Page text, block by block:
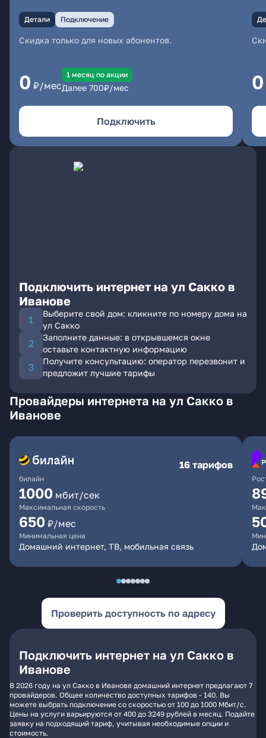
Детали Подключение
Скидка только для новых абонентов.
0 ₽/мес
1 месяц по акции
Далее 700₽/мес
Подключить
0
Подключить интернет на ул Сакко в
Иванове
Выберите свой дом: кликните по номеру дома на
ул Сакко
Заполните данные: в открывшемся окне
оставьте контактную информацию
Получите консультацию: оператор перезвонит и
предложит лучшие тарифы
Провайдеры интернета на ул Сакко в
Иванове
билайн
16 тарифов
1000 мбит/сек
Максимальная скорость
650 ₽/мес
Минимальная цена
Домашний интернет, ТВ, мобильная связь
Проверить доступность по адресу
Подключить интернет на ул Сакко в
Иванове
В 2026 году на ул Сакко в Иванове домашний интернет предлагают 7
провайдеров. Общее количество доступных тарифов - 140. Вы
можете выбрать подключение со скоростью от 100 до 1000 Мбит/с.
Цены на услуги варьируются от 400 до 3249 рублей в месяц. Подайте
заявку на подходящий тариф, учитывая необходимые опции и
стоимость.